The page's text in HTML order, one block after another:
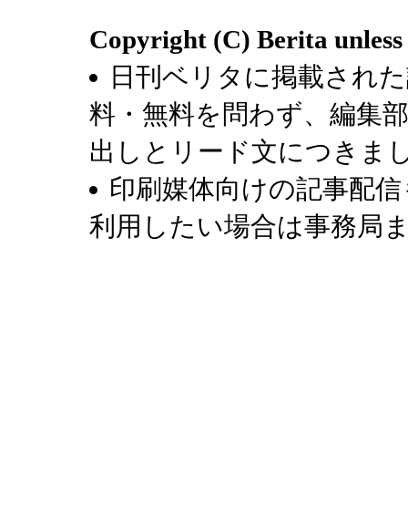
Copyright (C) Berita
日刊ベリタに掲載され
料・無料を問わず、編集
出しとリード文につきま
印刷媒体向けの記事配
利用したい場合は事務局